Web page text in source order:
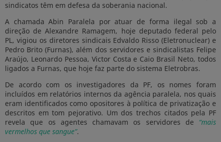
sindicatos têm em defesa da soberania nacional.
A chamada Abin Paralela por atuar de forma ilegal sob a
direção de Alexandre Ramagem, hoje deputado federal pelo
PL, vigiou os diretores sindicais Edvaldo Risso (Eletronuclear) e
Pedro Brito (Furnas), além dos servidores e sindicalistas Felipe
Araújo, Leonardo Pessoa, Victor Costa e Caio Brasil Neto, todos
ligados a Furnas, que hoje faz parte do sistema Eletrobras.
De acordo com os investigadores da PF, os nomes foram
incluídos em relatórios internos da agência paralela, nos quais
eram identificados como opositores à política de privatização e
descritos em tom pejorativo. Um dos trechos citados pela PF
revela que os agentes chamavam os servidores de “mais
vermelhos que sangue”.